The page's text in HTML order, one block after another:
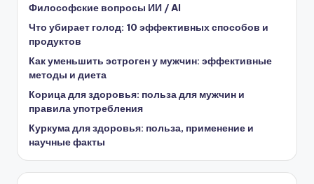
Философские вопросы ИИ / AI
Что убирает голод: 10 эффективных способов и
продуктов
Как уменьшить эстроген у мужчин: эффективные
методы и диета
Корица для здоровья: польза для мужчин и
правила употребления
Куркума для здоровья: польза, применение и
научные факты